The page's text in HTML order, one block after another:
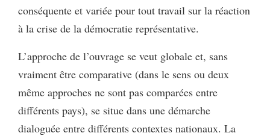
conséquente et variée pour tout travail sur la réaction
à la crise de la démocratie représentative.
L’approche de l’ouvrage se veut globale et, sans
vraiment être comparative (dans le sens ou deux
même approches ne sont pas comparées entre
différents pays), se situe dans une démarche
dialoguée entre différents contextes nationaux. La